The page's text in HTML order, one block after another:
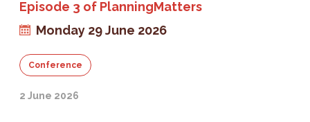
Episode 3 of PlanningMatters
Monday 29 June 2026
Conference
2 June 2026